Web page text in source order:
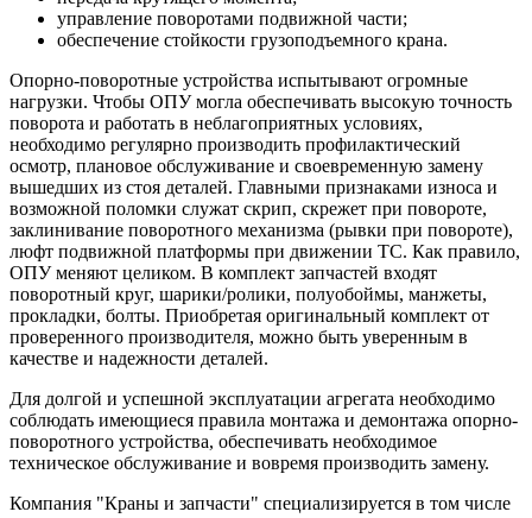
управление поворотами подвижной части;
обеспечение стойкости грузоподъемного крана.
Опорно-поворотные устройства испытывают огромные
нагрузки. Чтобы ОПУ могла обеспечивать высокую точность
поворота и работать в неблагоприятных условиях,
необходимо регулярно производить профилактический
осмотр, плановое обслуживание и своевременную замену
вышедших из стоя деталей. Главными признаками износа и
возможной поломки служат скрип, скрежет при повороте,
заклинивание поворотного механизма (рывки при повороте),
люфт подвижной платформы при движении ТС. Как правило,
ОПУ меняют целиком. В комплект запчастей входят
поворотный круг, шарики/ролики, полуобоймы, манжеты,
прокладки, болты. Приобретая оригинальный комплект от
проверенного производителя, можно быть уверенным в
качестве и надежности деталей.
Для долгой и успешной эксплуатации агрегата необходимо
соблюдать имеющиеся правила монтажа и демонтажа опорно-
поворотного устройства, обеспечивать необходимое
техническое обслуживание и вовремя производить замену.
Компания "Краны и запчасти" специализируется в том числе